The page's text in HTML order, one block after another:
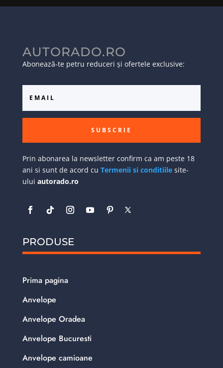
AUTORADO.RO
Abonează-te petru reduceri și ofertele exclusive:
SUBSCRIE
Prin abonarea la newsletter confirm ca am peste 18
ani si sunt de acord cu Termenii si conditiilesite-
ului autorado.ro
PRODUSE
Prima pagina
Anvelope
Anvelope Oradea
Anvelope Bucuresti
Anvelope camioane